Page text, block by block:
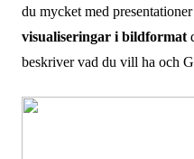
du mycket med
visualiseringar i bildformat
beskriver vad du vill ha och